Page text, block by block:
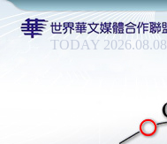
TODAY 2026.08.08